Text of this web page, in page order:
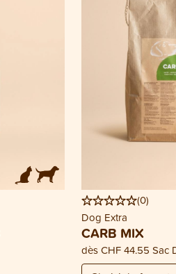
(0)
Dog Extra
CARB MIX
dèsCHF 44.55 Sac